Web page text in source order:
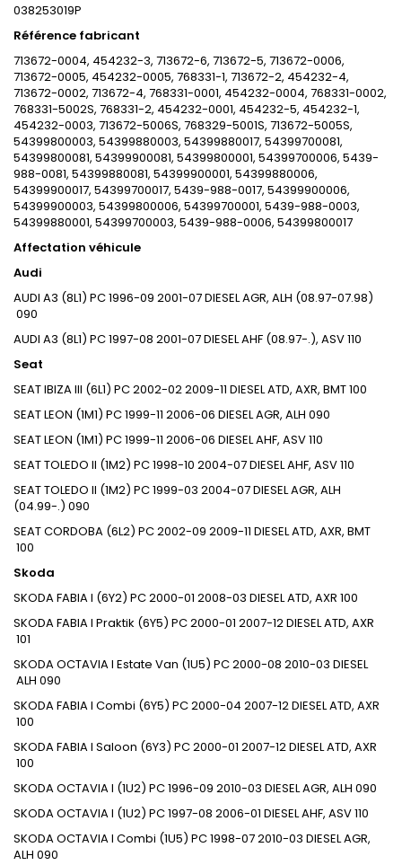
038253019P
Référence fabricant
713672-0004, 454232-3, 713672-6, 713672-5, 713672-0006,
713672-0005, 454232-0005, 768331-1, 713672-2, 454232-4,
713672-0002, 713672-4, 768331-0001, 454232-0004, 768331-0002,
768331-5002S, 768331-2, 454232-0001, 454232-5, 454232-1,
454232-0003, 713672-5006S, 768329-5001S, 713672-5005S,
54399800003, 54399880003, 54399880017, 54399700081,
54399800081, 54399900081, 54399800001, 54399700006, 5439-
988-0081, 54399880081, 54399900001, 54399880006,
54399900017, 54399700017, 5439-988-0017, 54399900006,
54399900003, 54399800006, 54399700001, 5439-988-0003,
54399880001, 54399700003, 5439-988-0006, 54399800017
Affectation véhicule
Audi
AUDI A3 (8L1) PC1996-09 2001-07DIESELAGR, ALH (08.97-07.98)
090
AUDI A3 (8L1) PC1997-08 2001-07DIESELAHF (08.97-.), ASV110
Seat
SEATIBIZA III (6L1) PC2002-022009-11 DIESELATD, AXR, BMT100
SEATLEON (1M1) PC1999-11 2006-06 DIESELAGR, ALH 090
SEATLEON (1M1) PC1999-11 2006-06 DIESELAHF, ASV110
SEATTOLEDO II (1M2) PC1998-10 2004-07DIESELAHF, ASV110
SEATTOLEDO II (1M2) PC1999-03 2004-07DIESELAGR, ALH
(04.99-.) 090
SEATCORDOBA (6L2) PC2002-09 2009-11 DIESELATD, AXR, BMT
100
Skoda
SKODAFABIA I (6Y2) PC2000-01 2008-03 DIESELATD, AXR 100
SKODAFABIA I Praktik (6Y5) PC2000-01 2007-12DIESELATD, AXR
101
SKODAOCTAVIA I Estate Van (1U5) PC2000-08 2010-03 DIESEL
ALH 090
SKODAFABIA I Combi (6Y5) PC2000-04 2007-12DIESELATD, AXR
100
SKODAFABIA I Saloon (6Y3) PC2000-01 2007-12DIESELATD, AXR
100
SKODAOCTAVIA I (1U2) PC1996-09 2010-03 DIESELAGR, ALH 090
SKODAOCTAVIA I (1U2) PC1997-08 2006-01 DIESELAHF, ASV110
SKODAOCTAVIA I Combi (1U5) PC1998-072010-03 DIESELAGR,
ALH 090